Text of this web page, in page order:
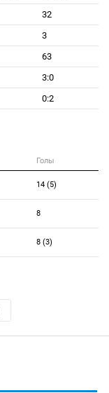
32
3
63
3:0
0:2
Голы
14 (5)
8
8 (3)